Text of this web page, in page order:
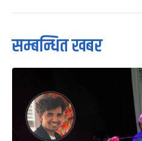
सम्बन्धित खबर